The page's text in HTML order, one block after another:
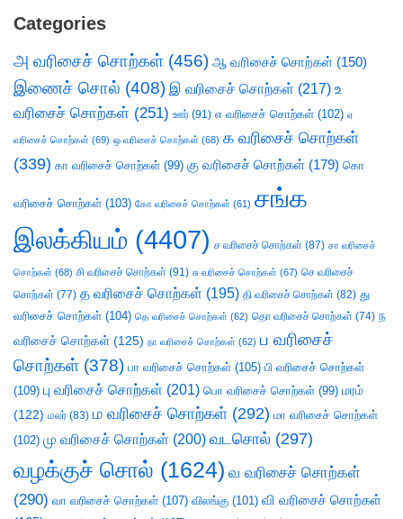
Categories
அ வரிசைச் சொற்கள் (456) ஆ வரிசைச் சொற்கள் (150)
இணைச் சொல் (408) இ வரிசைச் சொற்கள் (217) உ
வரிசைச் சொற்கள் (251) ஊர் (91) எ வரிசைச் சொற்கள் (102) ஏ
வரிசைச் சொற்கள் (69) ஒ வரிசைச் சொற்கள் (68) க வரிசைச் சொற்கள்
(339) கா வரிசைச் சொற்கள் (99) கு வரிசைச் சொற்கள் (179) கொ
வரிசைச் சொற்கள் (103) கோ வரிசைச் சொற்கள் (61) சங்க
இலக்கியம் (4407) ச வரிசைச் சொற்கள் (87) சா வரிசைச்
சொற்கள் (68) சி வரிசைச் சொற்கள் (91) சு வரிசைச் சொற்கள் (67) செ வரிசைச்
சொற்கள் (77) த வரிசைச் சொற்கள் (195) தி வரிசைச் சொற்கள் (82) து
வரிசைச் சொற்கள் (104) தெ வரிசைச் சொற்கள் (62) தொ வரிசைச் சொற்கள் (74) ந
வரிசைச் சொற்கள் (125) நா வரிசைச் சொற்கள் (62) ப வரிசைச்
சொற்கள் (378) பா வரிசைச் சொற்கள் (105) பி வரிசைச் சொற்கள்
(109) பு வரிசைச் சொற்கள் (201) பொ வரிசைச் சொற்கள் (99) மரம்
(122) மலர் (83) ம வரிசைச் சொற்கள் (292) மா வரிசைச் சொற்கள்
(102) மு வரிசைச் சொற்கள் (200) வடசொல் (297)
வழக்குச் சொல் (1624) வ வரிசைச் சொற்கள்
(290) வா வரிசைச் சொற்கள் (107) விலங்கு (101) வி வரிசைச் சொற்கள்